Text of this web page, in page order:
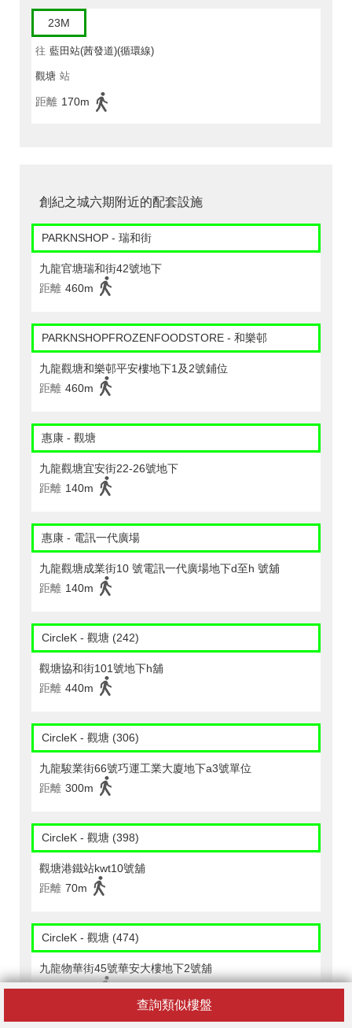
查詢類似樓盤
23M
往 藍田站(茜發道)(循環線)
觀塘 站
距離 170m
創紀之城六期附近的配套設施
PARKNSHOP - 瑞和街
九龍官塘瑞和街42號地下
距離 460m
PARKNSHOPFROZENFOODSTORE - 和樂邨
九龍觀塘和樂邨平安樓地下1及2號鋪位
距離 460m
惠康 - 觀塘
九龍觀塘宜安街22-26號地下
距離 140m
惠康 - 電訊一代廣場
九龍觀塘成業街10 號電訊一代廣場地下d至h 號舖
距離 140m
CircleK - 觀塘 (242)
觀塘協和街101號地下h舖
距離 440m
CircleK - 觀塘 (306)
九龍駿業街66號巧運工業大廈地下a3號單位
距離 300m
CircleK - 觀塘 (398)
觀塘港鐵站kwt10號舖
距離 70m
CircleK - 觀塘 (474)
九龍物華街45號華安大樓地下2號舖
距離 420m